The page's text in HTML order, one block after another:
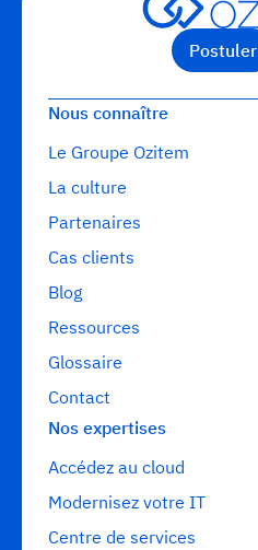
Postuler
Postuler
Nous connaître
Le Groupe Ozitem
La culture
Partenaires
Cas clients
Blog
Ressources
Glossaire
Contact
Nos expertises
Accédez au cloud
Modernisez votre IT
Centre de services